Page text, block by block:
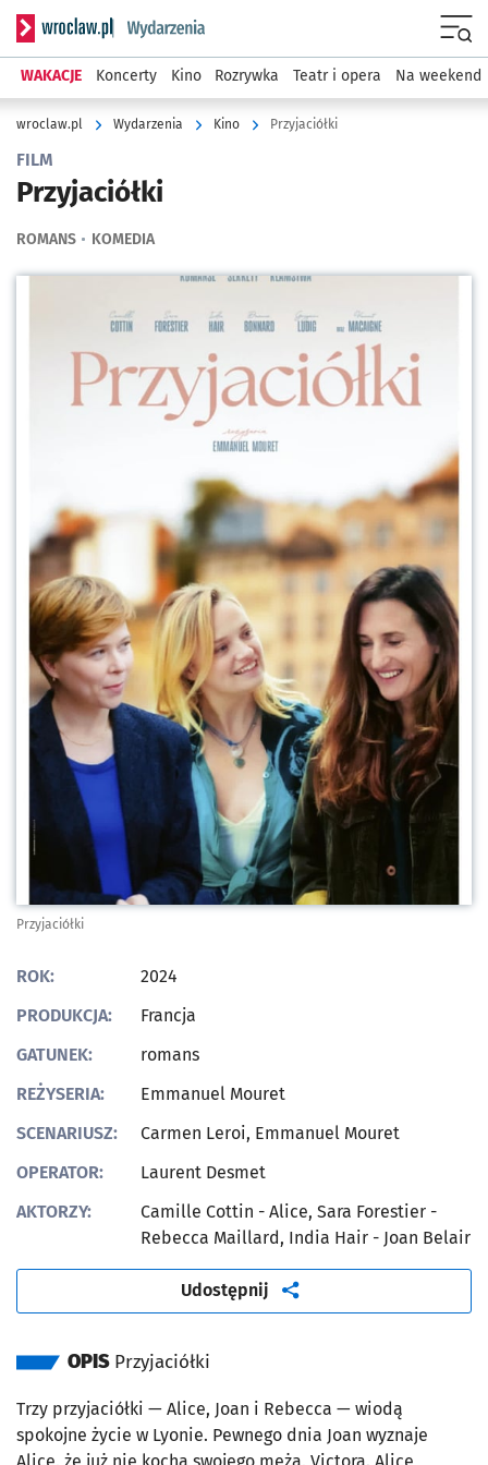
Serwis informacyjny wroclaw.pl podserwis: Wydarzenia
WAKACJE Koncerty Kino Rozrywka Teatr i opera Na weekend
wroclaw.pl Wydarzenia Kino Przyjaciółki
FILM
Przyjaciółki
ROMANS KOMEDIA
Kliknij, aby powiększyć
Przyjaciółki
ROK:
2024
PRODUKCJA:
Francja
GATUNEK:
romans
REŻYSERIA:
Emmanuel Mouret
SCENARIUSZ:
Carmen Leroi, Emmanuel Mouret
OPERATOR:
Laurent Desmet
AKTORZY:
Camille Cottin - Alice, Sara Forestier -
Rebecca Maillard, India Hair - Joan Belair
Udostępnij artykuł
OPIS Przyjaciółki
Trzy przyjaciółki — Alice, Joan i Rebecca — wiodą
spokojne życie w Lyonie. Pewnego dnia Joan wyznaje
Alice, że już nie kocha swojego męża, Victora. Alice